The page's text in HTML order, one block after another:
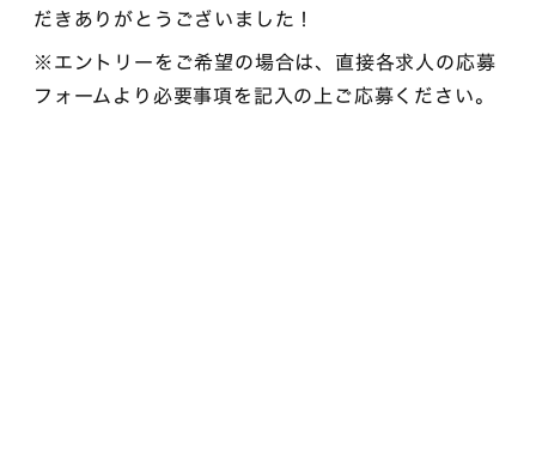
だきありがとうございました！
※エントリーをご希望の場合は、直接各求人の応募
フォームより必要事項を記入の上ご応募ください。